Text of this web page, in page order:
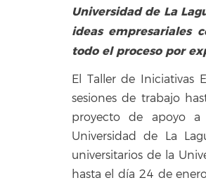
Universidad de La
ideas empresariales
todo el proceso por
El Taller de Iniciativas
sesiones de trabajo
proyecto de apoyo a
Universidad de La
universitarios de la
hasta el día 24 de